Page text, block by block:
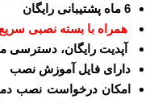
6 ماه پشتیبانی رایگان
همراه با بسته نصبی سریع
آپدیت رایگان، دسترسی
دارای فایل آموزش نصب